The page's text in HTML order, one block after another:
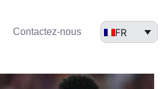
Contactez-nous FR